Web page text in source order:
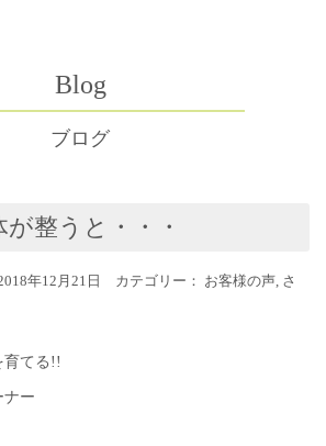
Blog
ブログ
整うと・・・
年12月21日 カテゴリー： お客様の声, さ
育てる!!
ナー